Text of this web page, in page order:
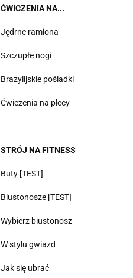
ĆWICZENIA NA...
Jędrne ramiona
Szczupłe nogi
Brazylijskie pośladki
Ćwiczenia na plecy
STRÓJ NA FITNESS
Buty [TEST]
Biustonosze [TEST]
Wybierz biustonosz
W stylu gwiazd
Jak się ubrać